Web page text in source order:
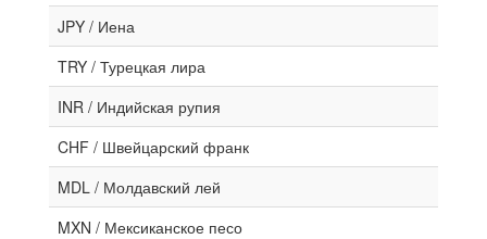
JPY / Иена
TRY / Турецкая лира
INR / Индийская рупия
CHF / Швейцарский франк
MDL / Молдавский лей
MXN / Мексиканское песо